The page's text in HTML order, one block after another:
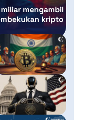
mengambil
kripto